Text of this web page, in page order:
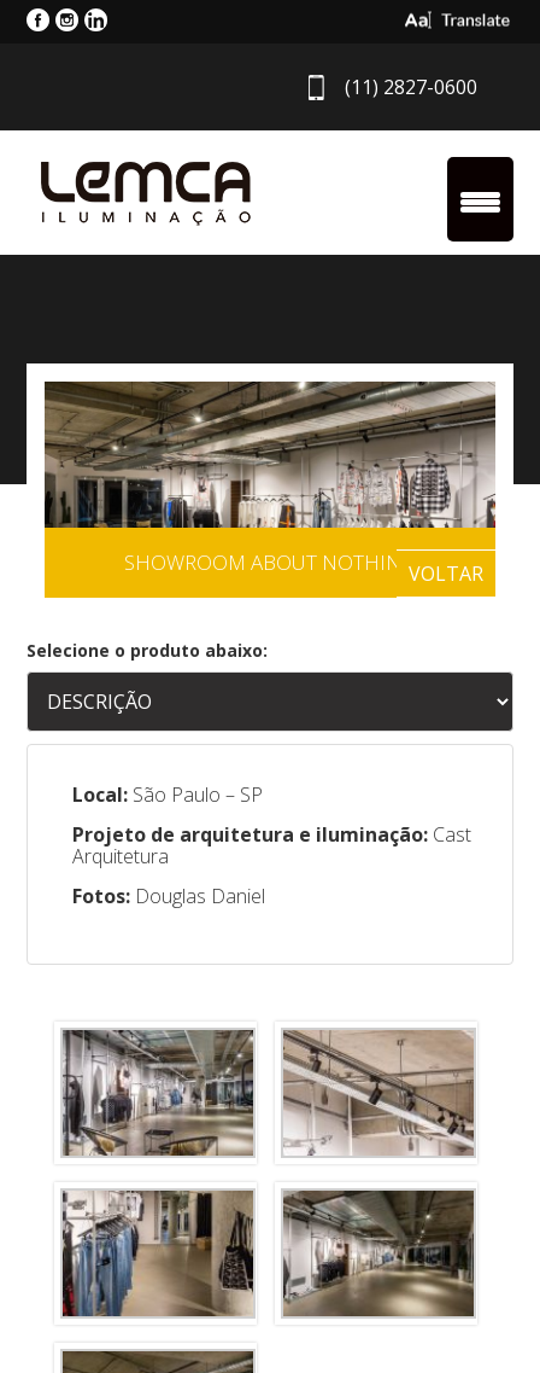
Select
(11) 2827-0600
SHOWROOM ABOUT NOTHINGVOLTAR
Selecione o produto abaixo:
Local: São Paulo – SP
Projeto de arquitetura e iluminação: Cast
Arquitetura
Fotos: Douglas Daniel